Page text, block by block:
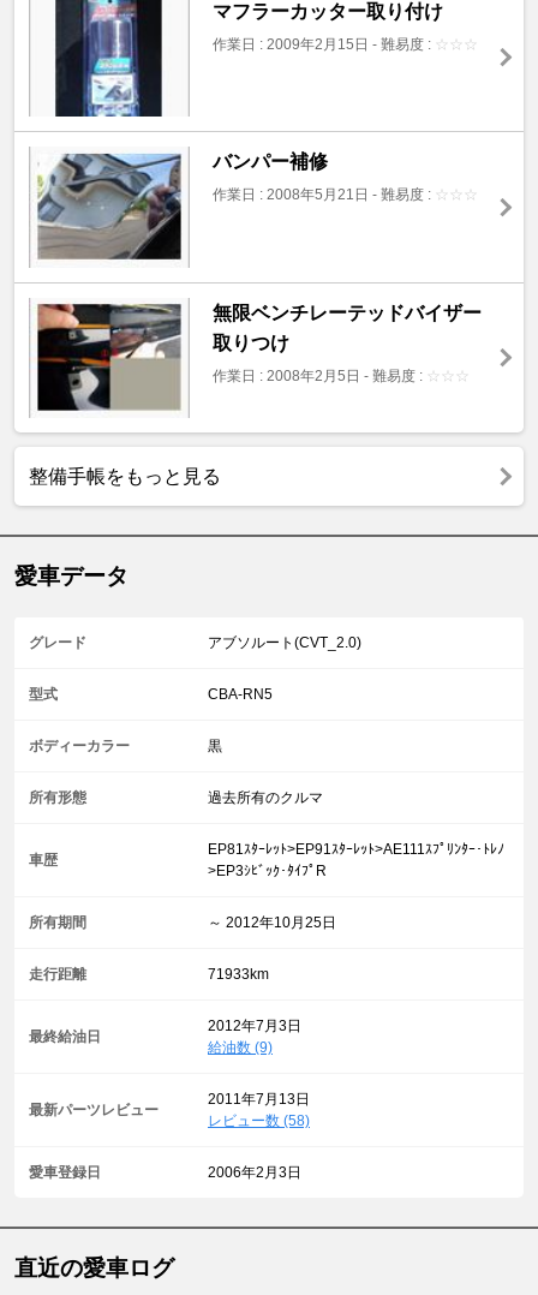
マフラーカッター取り付け
作業日 : 2009年2月15日 - 難易度 : ☆ ☆ ☆
バンパー補修
作業日 : 2008年5月21日 - 難易度 : ☆ ☆ ☆
無限ベンチレーテッドバイザー
取りつけ
作業日 : 2008年2月5日 - 難易度 : ☆ ☆ ☆
整備手帳をもっと見る
愛車データ
グレード アブソルート(CVT_2.0)
型式 CBA-RN5
ボディーカラー 黒
所有形態 過去所有のクルマ
車歴
EP81ｽﾀｰﾚｯﾄ>EP91ｽﾀｰﾚｯﾄ>AE111ｽﾌﾟﾘﾝﾀｰ･ﾄﾚﾉ
>EP3ｼﾋﾞｯｸ･ﾀｲﾌﾟR
所有期間 ～ 2012年10月25日
走行距離 71933km
最終給油日
2012年7月3日
給油数 (9)
最新パーツレビュー
2011年7月13日
レビュー数 (58)
愛車登録日 2006年2月3日
直近の愛車ログ